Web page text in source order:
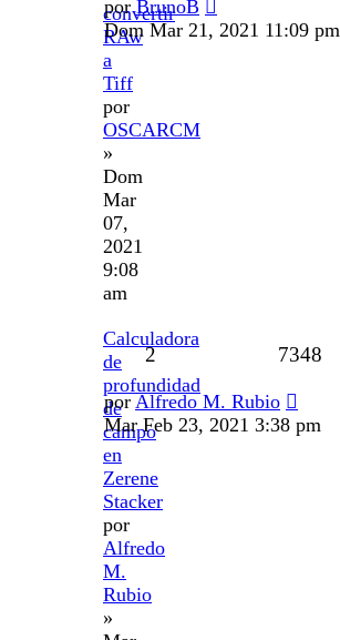
convertir
RAw
a
Tiff
por
OSCARCM
»
Dom
Mar
07,
2021
9:08
am
porBrunoB
Dom Mar 21, 2021 11:09 pm
Calculadora
de
profundidad
de
campo
en
Zerene
Stacker
por
Alfredo
M.
Rubio
»
2 7348
porAlfredo M. Rubio
Mar Feb 23, 2021 3:38 pm